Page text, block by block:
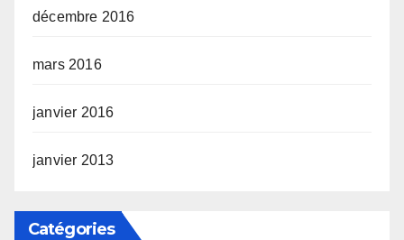
décembre 2016
mars 2016
janvier 2016
janvier 2013
Catégories